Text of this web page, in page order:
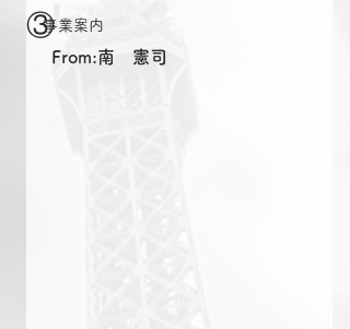
事業案内
③
From:南　憲司